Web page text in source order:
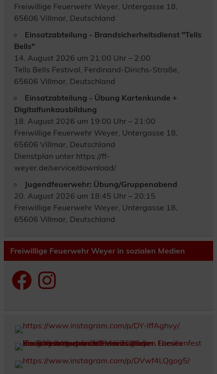
Freiwillige Feuerwehr Weyer, Untergasse 18,
65606 Villmar, Deutschland
Einsatzabteilung - Brandsicherheitsdienst "Tells
Bells"
14. August 2026 um 21:00 Uhr – 2:00
Tells Bells Festival, Ferdinand-Dirichs-Straße,
65606 Villmar, Deutschland
Einsatzabteilung - Übung Kartenkunde +
Digitalfunkausbildung
18. August 2026 um 19:00 Uhr – 21:00
Freiwillige Feuerwehr Weyer, Untergasse 18,
65606 Villmar, Deutschland
Dienstplan unter https://ff-
weyer.de/service/download/
Jugendfeuerwehr: Übung/Gruppenabend
20. August 2026 um 18:45 Uhr – 20:15
Freiwillige Feuerwehr Weyer, Untergasse 18,
65606 Villmar, Deutschland
Freiwillige Feuerwehr Weyer in sozialen Medien
FacebookInstagram